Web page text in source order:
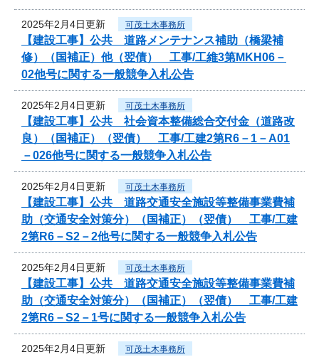
2025年2月4日更新 可茂土木事務所
【建設工事】公共 道路メンテナンス補助（橋梁補
修）（国補正）他（翌債） 工事/工維3第MKH06－
02他号に関する一般競争入札公告
2025年2月4日更新 可茂土木事務所
【建設工事】公共 社会資本整備総合交付金（道路改
良）（国補正）（翌債） 工事/工建2第R6－1－A01
－026他号に関する一般競争入札公告
2025年2月4日更新 可茂土木事務所
【建設工事】公共 道路交通安全施設等整備事業費補
助（交通安全対策分）（国補正）（翌債） 工事/工建
2第R6－S2－2他号に関する一般競争入札公告
2025年2月4日更新 可茂土木事務所
【建設工事】公共 道路交通安全施設等整備事業費補
助（交通安全対策分）（国補正）（翌債） 工事/工建
2第R6－S2－1号に関する一般競争入札公告
2025年2月4日更新 可茂土木事務所